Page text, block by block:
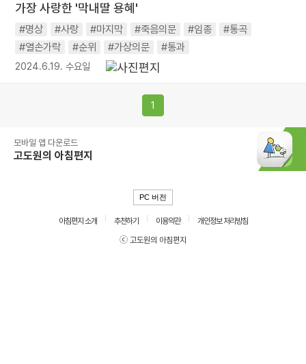
가장 사랑한 '막내딸 용혜'
#명상 #사랑 #마지막 #죽음의문 #임종
#통곡
#열손가락
#순위 #가상의문 #통과
2024.6.19. 수요일
1
모바일 앱 다운로드
고도원의 아침편지
PC 버전
아침편지 소개 추천하기 이용약관
개인정보 처리방침
ⓒ 고도원의 아침편지